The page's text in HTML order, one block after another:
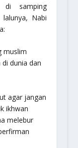
samping
Nabi
muslim
dunia dan
agar jangan
ikhwan
melebur